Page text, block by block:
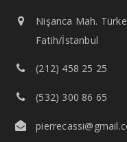
Nişanca Mah.
Fatih/İstanbul
(212) 458 25 25
(532) 300 86 65